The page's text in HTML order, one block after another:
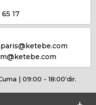
17
| 09:00 - 18:00'dir.